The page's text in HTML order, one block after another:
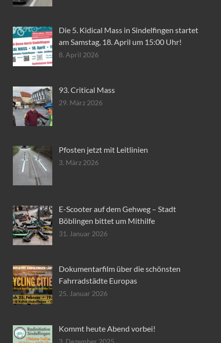
Die 5. Kidical Mass in Sindelfingen startet
am Samstag, 18. April um 15:00 Uhr!
8. April 2026
93. Critical Mass
29. März 2026
Pfosten jetzt mit Leitlinien
3. März 2026
E-Scooter auf dem Gehweg – Stadt
Böblingen bittet um Mithilfe
31. Januar 2026
Dokumentarfilm über die schönsten
Fahrradstädte Europas
25. Januar 2026
Kommt heute Abend vorbei!